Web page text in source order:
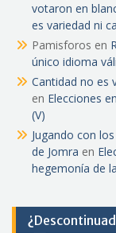
votaron en
es variedad ni
Pamisforos en
único idioma
Cantidad no es
en Elecciones
(V)
Jugando con
de Jomra en
hegemonía de